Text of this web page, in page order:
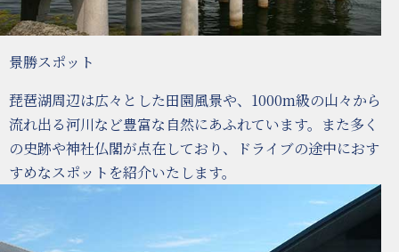
景勝スポット
琵琶湖周辺は広々とした田園風景や、1000m級の山々から
流れ出る河川など豊富な自然にあふれています。また多く
の史跡や神社仏閣が点在しており、ドライブの途中におす
すめなスポットを紹介いたします。